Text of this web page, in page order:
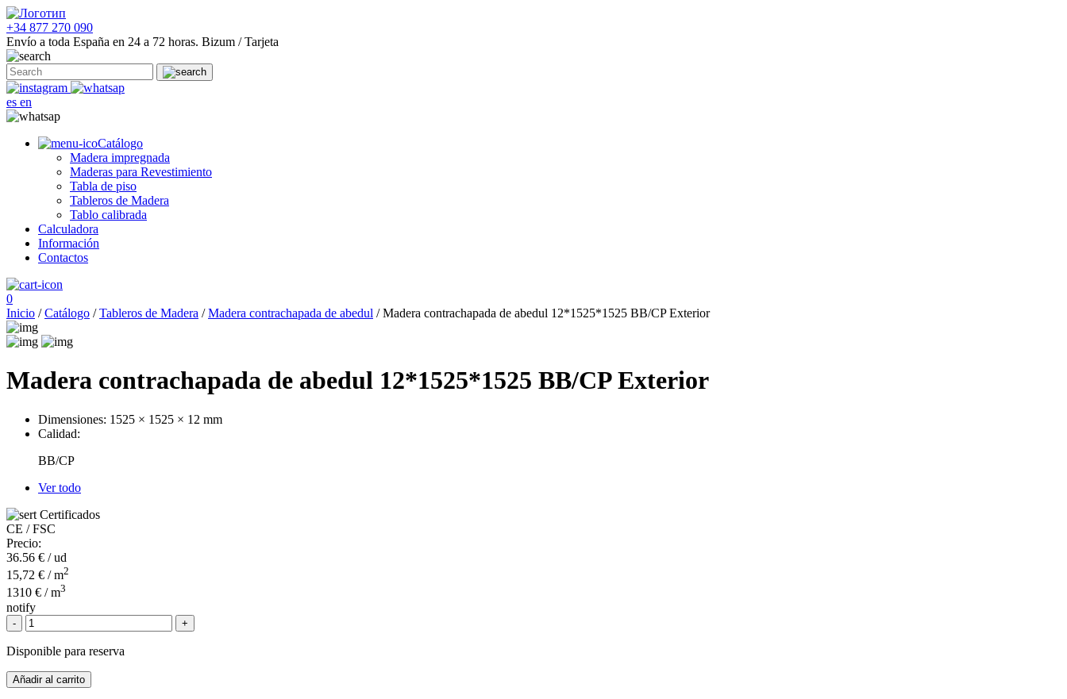
+34 877 270 090
Envío a toda España en 24 a 72 horas. Bizum / Tarjeta
es en
Catálogo
Madera impregnada
Maderas para Revestimiento
Tabla de piso
Tableros de Madera
Tablo calibrada
Calculadora
Información
Contactos
0
Inicio /Catálogo /Tableros de Madera /Madera contrachapada de abedul / Madera contrachapada de abedul 12*1525*1525 BB/CP Exterior
Madera contrachapada de abedul 12*1525*1525 BB/CP Exterior
Dimensiones: 1525 × 1525 × 12 mm
Calidad:
BB/CP
Ver todo
Certificados
CE / FSC
Precio:
36.56 € / ud
15,72 € / m2
1310 € / m3
notify
- +
Disponible para reserva
Añadir al carrito